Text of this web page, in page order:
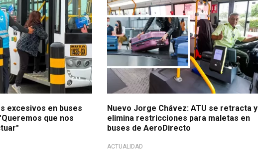
excesivos en buses
que nos
Nuevo Jorge Chávez: ATU se retracta y
elimina restricciones para maletas en
buses de AeroDirecto
ACTUALIDAD